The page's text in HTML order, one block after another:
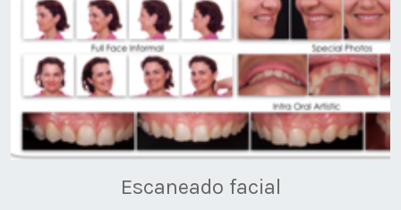
Escaneado facial